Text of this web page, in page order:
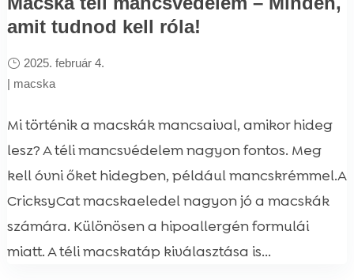
amit tudnod kell róla!
2025. február 4.
macska
Mi történik a macskák mancsaival, amikor hideg
lesz? A téli mancsvédelem nagyon fontos. Meg
kell óvni őket hidegben, például mancskrémmel.A
CricksyCat macskaeledel nagyon jó a macskák
számára. Különösen a hipoallergén formulái
miatt. A téli macskatáp kiválasztása is...